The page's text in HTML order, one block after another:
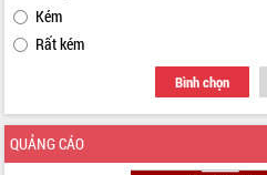
Kém
Rất kém
Bình chọn
QUẢNG CÁO